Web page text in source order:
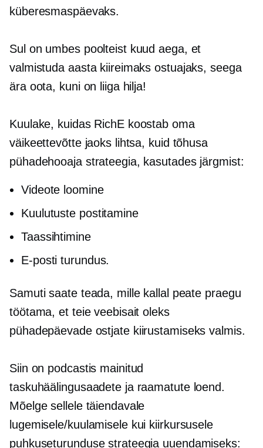
küberesmaspäevaks.
Sul on umbes poolteist kuud aega, et
valmistuda aasta kiireimaks ostuajaks, seega
ära oota, kuni on liiga hilja!
Kuulake, kuidas RichE koostab oma
väikeettevõtte jaoks lihtsa, kuid tõhusa
pühadehooaja strateegia, kasutades järgmist:
Videote loomine
Kuulutuste postitamine
Taassihtimine
E-posti turundus.
Samuti saate teada, mille kallal peate praegu
töötama, et teie veebisait oleks
pühadepäevade ostjate kiirustamiseks valmis.
Siin on podcastis mainitud
taskuhäälingusaadete ja raamatute loend.
Mõelge sellele täiendavale
lugemisele/kuulamisele kui kiirkursusele
puhkuseturunduse strateegia uuendamiseks: